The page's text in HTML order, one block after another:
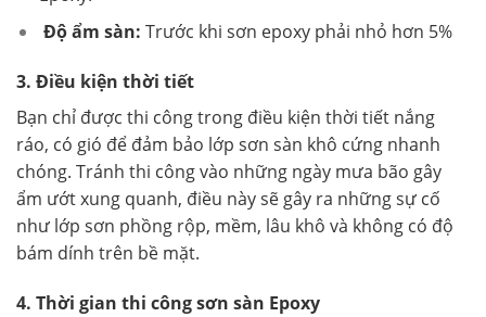
Độ ẩm sàn: Trước khi sơn epoxy phải nhỏ hơn 5%
3. Điều kiện thời tiết
Bạn chỉ được thi công trong điều kiện thời tiết nắng
ráo, có gió để đảm bảo lớp sơn sàn khô cứng nhanh
chóng. Tránh thi công vào những ngày mưa bão gây
ẩm ướt xung quanh, điều này sẽ gây ra những sự cố
như lớp sơn phồng rộp, mềm, lâu khô và không có độ
bám dính trên bề mặt.
4. Thời gian thi công sơn sàn Epoxy